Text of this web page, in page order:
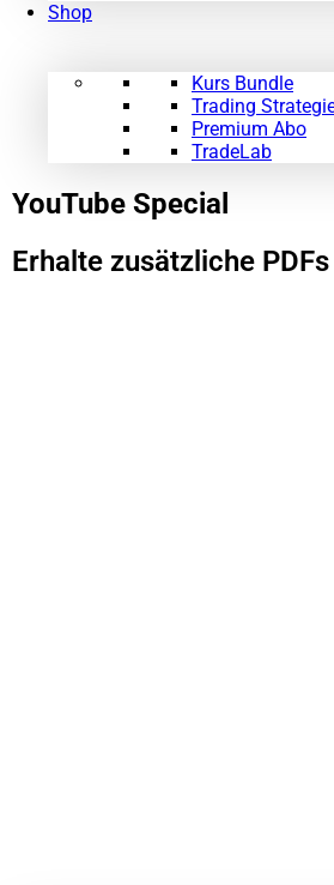
Shop
Kurs Bundle
Trading
Premium Abo
TradeLab
YouTube Special
Erhalte zusätzliche